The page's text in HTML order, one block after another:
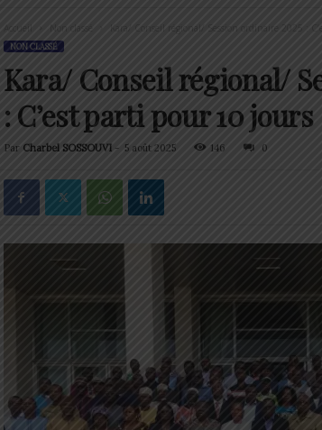
Accueil Kara/ Conseil régional/ Session ordinaire 2025 :
NON CLASSÉ
Kara/ Conseil régional/
: C’est parti pour 10
Par Charbel SOSSOUVI- 5 août 2025 146 0